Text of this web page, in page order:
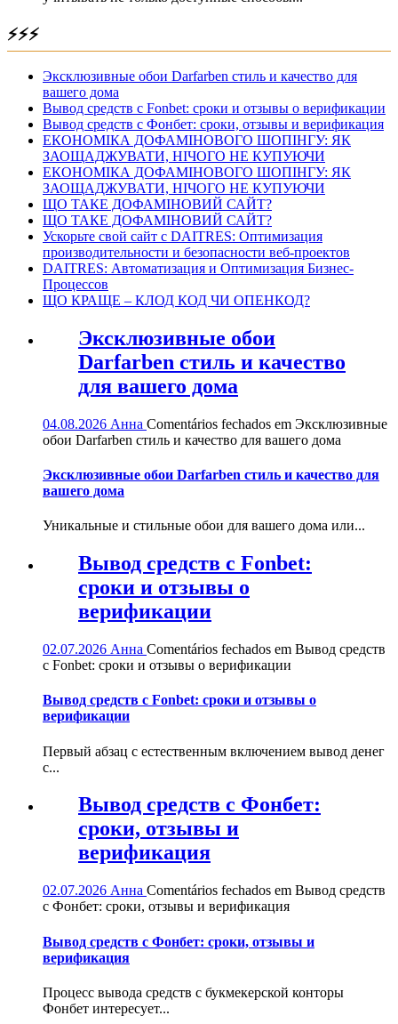
⚡⚡⚡
Эксклюзивные обои Darfarben стиль и качество для
вашего дома
Вывод средств с Fonbet: сроки и отзывы о верификации
Вывод средств с Фонбет: сроки, отзывы и верификация
ЕКОНОМІКА ДОФАМІНОВОГО ШОПІНГУ: ЯК
ЗАОЩАДЖУВАТИ, НІЧОГО НЕ КУПУЮЧИ
ЕКОНОМІКА ДОФАМІНОВОГО ШОПІНГУ: ЯК
ЗАОЩАДЖУВАТИ, НІЧОГО НЕ КУПУЮЧИ
ЩО ТАКЕ ДОФАМІНОВИЙ САЙТ?
ЩО ТАКЕ ДОФАМІНОВИЙ САЙТ?
Ускорьте свой сайт с DAITRES: Оптимизация
производительности и безопасности веб-проектов
DAITRES: Автоматизация и Оптимизация Бизнес-
Процессов
ЩО КРАЩЕ – КЛОД КОД ЧИ ОПЕНКОД?
Эксклюзивные обои
Darfarben стиль и качество
для вашего дома
04.08.2026 Анна Comentários fechados em Эксклюзивные
обои Darfarben стиль и качество для вашего дома
Эксклюзивные обои Darfarben стиль и качество для
вашего дома
Уникальные и стильные обои для вашего дома или...
Вывод средств с Fonbet:
сроки и отзывы о
верификации
02.07.2026 Анна Comentários fechados em Вывод средств
с Fonbet: сроки и отзывы о верификации
Вывод средств с Fonbet: сроки и отзывы о
верификации
Первый абзац с естественным включением вывод денег
с...
Вывод средств с Фонбет:
сроки, отзывы и
верификация
02.07.2026 Анна Comentários fechados em Вывод средств
с Фонбет: сроки, отзывы и верификация
Вывод средств с Фонбет: сроки, отзывы и
верификация
Процесс вывода средств с букмекерской конторы
Фонбет интересует...